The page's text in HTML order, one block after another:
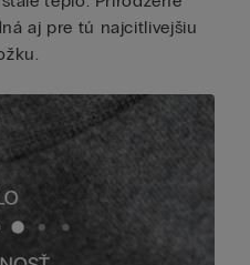
aj pre tú najcitlivejšiu